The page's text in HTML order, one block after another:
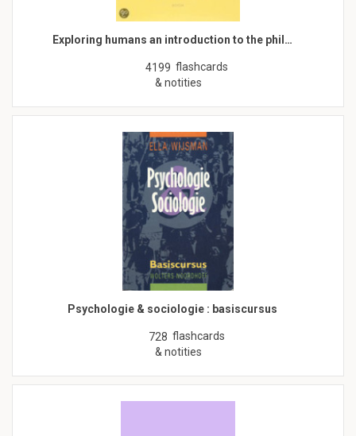
Exploring humans an introduction to the phil…
4199 flashcards
& notities
Psychologie & sociologie : basiscursus
728 flashcards
& notities